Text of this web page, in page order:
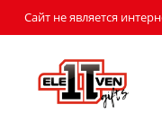
Сайт не является